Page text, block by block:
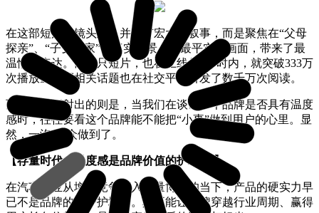
在这部短片的镜头里，并没有宏大的叙事，而是聚焦在“父母
探亲”、“子女归家”等真实场景，用最平实的画面，带来了最
温情的表达。而这只短片，也在上线仅8小时内，就突破333万
次播放量，而相关话题也在社交平台引发了数千万次阅读。
而在背后折射出的则是，当我们在谈论一个品牌是否具有温度
感时，往往要看这个品牌能不能把“小事”做到用户的心里。显
然，一汽-大众做到了。
【存量时代，温度感是品牌价值的护城河 】
在汽车行业从增量竞争迈入存量博弈的当下，产品的硬实力早
已不是品牌的唯一护城河。真正能让品牌穿越行业周期、赢得